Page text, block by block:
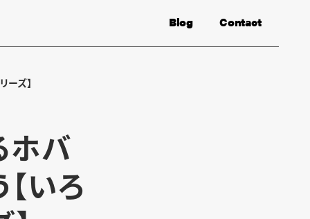
Contact
Blog
ーズ】
ホバ
いろ